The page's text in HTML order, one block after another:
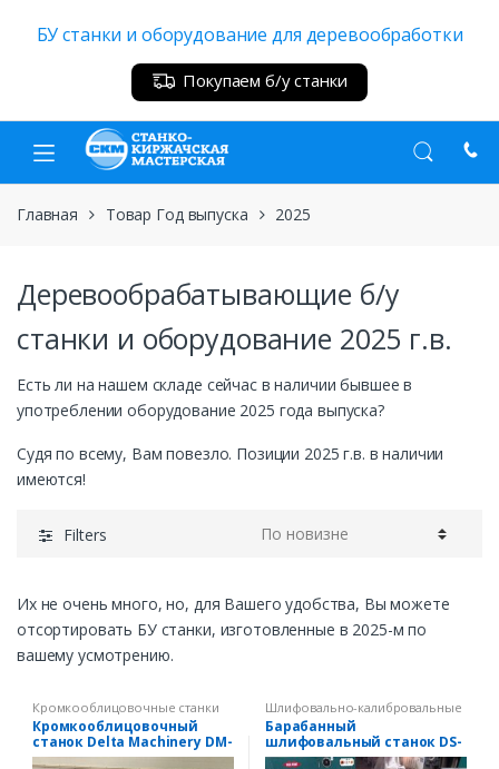
БУ станки и оборудование для деревообработки
Покупаем б/у станки
Главная Товар Год выпуска 2025
Деревообрабатывающие б/у
станки и оборудование 2025 г.в.
Есть ли на нашем складе сейчас в наличии бывшее в
употреблении оборудование 2025 года выпуска?
Судя по всему, Вам повезло. Позиции 2025 г.в. в наличии
имеются!
Filters
Их не очень много, но, для Вашего удобства, Вы можете
отсортировать БУ станки, изготовленные в 2025-м по
вашему усмотрению.
Кромкооблицовочные станки
Кромкооблицовочный
станок Delta Machinery DM-
115
Шлифовально-калибровальные
станки, Шлифовальные станки
Барабанный
шлифовальный станок DS-
26